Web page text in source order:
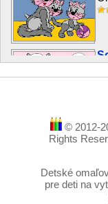
© 2012-
Rights
Detské
pre deti na